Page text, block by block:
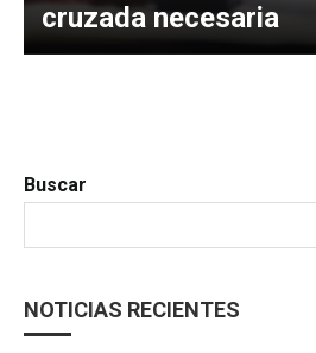
cruzada necesaria
Buscar
NOTICIAS RECIENTES